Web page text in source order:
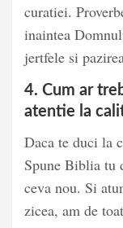
curatiei.
inaintea
jertfele si
4. Cum ar
atentie la
Daca te duci la
Spune Biblia tu
ceva nou. Si
zicea, am de